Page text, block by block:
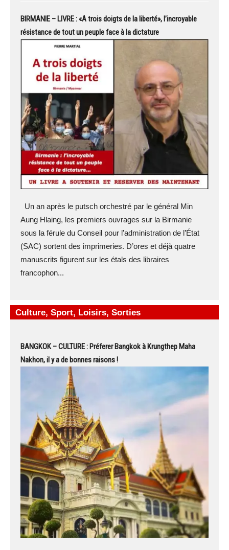
BIRMANIE – LIVRE : «A trois doigts de la liberté», l’incroyable
résistance de tout un peuple face à la dictature
Un an après le putsch orchestré par le général Min
Aung Hlaing, les premiers ouvrages sur la Birmanie
sous la férule du Conseil pour l’administration de l’État
(SAC) sortent des imprimeries. D’ores et déjà quatre
manuscrits figurent sur les étals des libraires
francophon...
Culture, Sport, Loisirs, Sorties
BANGKOK – CULTURE : Préferer Bangkok à Krungthep Maha
Nakhon, il y a de bonnes raisons !